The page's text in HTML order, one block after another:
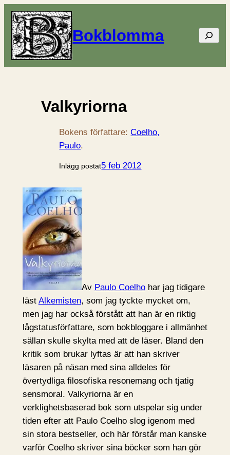
Bokblomma Sök
Valkyriorna
Bokens författare:Coelho,
Paulo.
Inlägg postat5 feb 2012
Av Paulo Coelhohar jag tidigare
läst Alkemisten, som jag tyckte mycket om,
men jag har också förstått att han är en riktig
lågstatusförfattare, som bokbloggare i allmänhet
sällan skulle skylta med att de läser. Bland den
kritik som brukar lyftas är att han skriver
läsaren på näsan med sina alldeles för
övertydliga filosofiska resonemang och tjatig
sensmoral. Valkyriorna är en
verklighetsbaserad bok som utspelar sig under
tiden efter att Paulo Coelho slog igenom med
sin stora bestseller, och här förstår man kanske
varför Coelho skriver sina böcker som han gör